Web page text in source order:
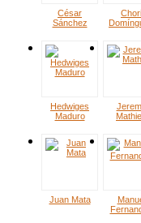
César
Sánchez
Chori
Hedwiges
Maduro
Juan Mata